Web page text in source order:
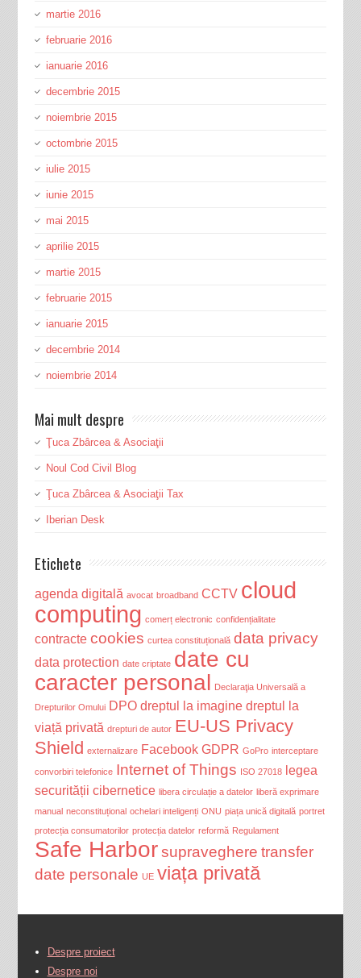
martie 2016
februarie 2016
ianuarie 2016
decembrie 2015
noiembrie 2015
octombrie 2015
iulie 2015
iunie 2015
mai 2015
aprilie 2015
martie 2015
februarie 2015
ianuarie 2015
decembrie 2014
noiembrie 2014
Mai mult despre
Ţuca Zbârcea & Asociaţii
Noul Cod Civil Blog
Ţuca Zbârcea & Asociaţii Tax
Iberian Desk
Etichete
agenda digitală avocat broadband CCTV cloud
computing comerț electronic confidențialitate
contracte cookies curtea constituțională data privacy
data protection date criptate date cu
caracter personal
Declaraţia Universală a
Drepturilor Omului DPO dreptul la imagine dreptul la
viață privată drepturi de autor EU-US Privacy
Shield externalizare Facebook GDPR GoPro interceptare
convorbiri telefonice Internet of Things ISO 27018
legea
securității cibernetice libera circulație a datelor liberă exprimare
manual neconstituțional ochelari inteligenți ONU piața unică digitală portret
protecția consumatorilor protecția datelor reformă Regulament
Safe Harbor supraveghere transfer
date personale UE viața privată
Despre proiect
Despre noi